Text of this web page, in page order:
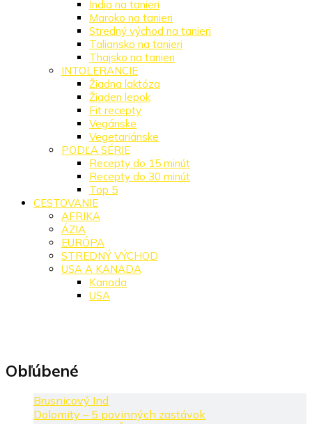
India na tanieri
Maroko na tanieri
Stredný východ na tanieri
Taliansko na tanieri
Thajsko na tanieri
INTOLERANCIE
Žiadna laktóza
Žiaden lepok
Fit recepty
Vegánske
Vegetariánske
PODĽA SÉRIE
Recepty do 15 minút
Recepty do 30 minút
Top 5
CESTOVANIE
AFRIKA
ÁZIA
EURÓPA
STREDNÝ VÝCHOD
USA A KANADA
Kanada
USA
Obľúbené
Brusnicový Ind
Dolomity – 5 povinných zastávok